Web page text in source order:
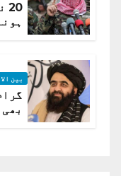
بین